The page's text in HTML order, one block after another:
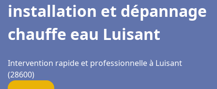
installation et dépannage
chauffe eau Luisant
Intervention rapide et professionnelle à Luisant
(28600)